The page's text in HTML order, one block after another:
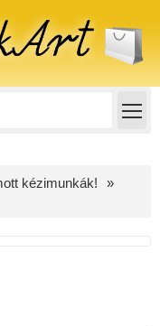
kézimunkák!